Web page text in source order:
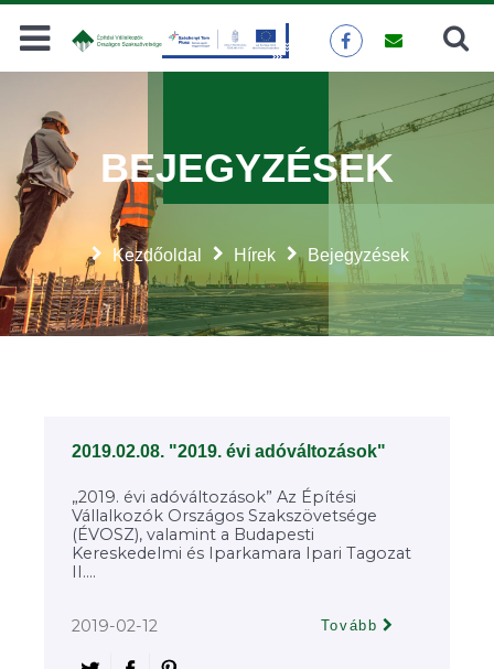
Keresés
Kezdőoldal Hírek Bejegyzések
BEJEGYZÉSEK
2019.02.08. "2019. évi adóváltozások"
„2019. évi adóváltozások” Az Építési
Vállalkozók Országos Szakszövetsége
(ÉVOSZ), valamint a Budapesti
Kereskedelmi és Iparkamara Ipari Tagozat
II....
2019-02-12 Tovább